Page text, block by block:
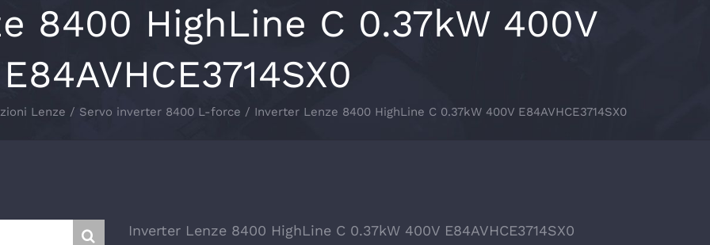
8400 HighLine C 0.37kW 400V
E84AVHCE3714SX0
Lenze Servo inverter 8400 L-force Inverter Lenze 8400 HighLine C 0.37kW 400V E84AVHCE3714SX0
Inverter Lenze 8400 HighLine C 0.37kW 400V E84AVHCE3714SX0